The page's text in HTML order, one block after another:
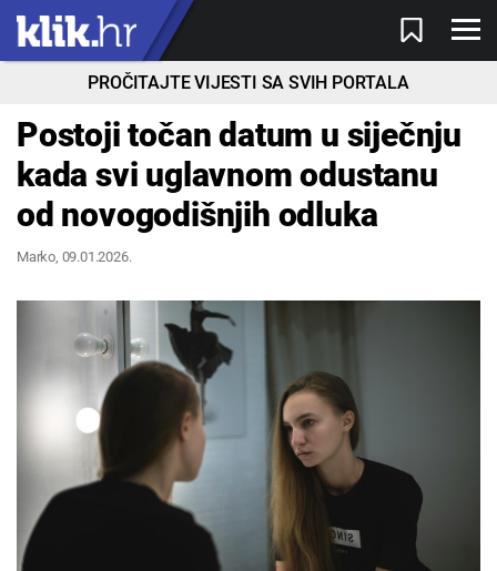
PROČITAJTE VIJESTI SA SVIH PORTALA
Postoji točan datum u siječnju
kada svi uglavnom odustanu
od novogodišnjih odluka
Marko, 09.01.2026.